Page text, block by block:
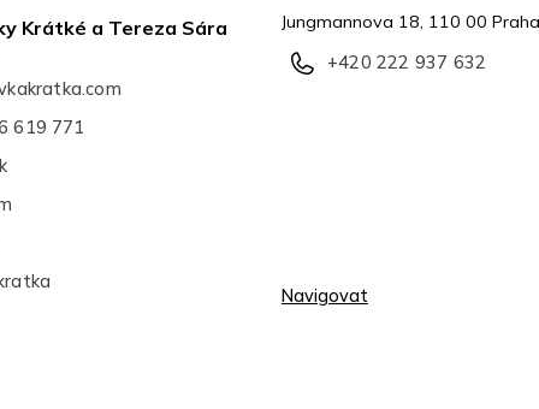
Krátké a Tereza Sára
619 771
Jungmannova 18, 110 00
+420 222 937 632
Navigovat